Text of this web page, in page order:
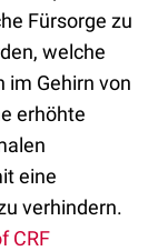
Fürsorge zu
welche
im Gehirn von
erhöhte
eine
verhindern.
CRF